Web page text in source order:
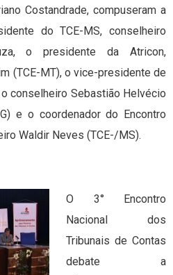
Costandrade, compuseram a
do TCE-MS, conselheiro
o presidente da Atricon,
(TCE-MT), o vice-presidente de
conselheiro Sebastião Helvécio
e o coordenador do Encontro
Waldir Neves (TCE-/MS).
O 3° Encontro
Nacional dos
Tribunais de Contas
debate a